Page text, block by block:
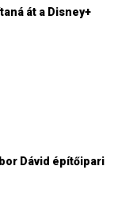
át a Disney+
Dávid építőipari